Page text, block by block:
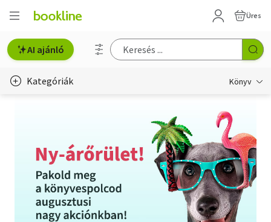
Üres
AI ajánló
Kategóriák Könyv
Gyermek- és ifjúsági
Hobbi, szabadidő
Irodalom